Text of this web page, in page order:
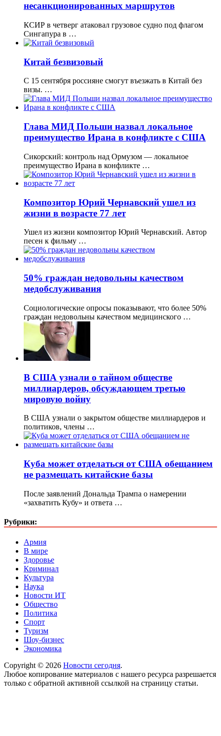
несанкционированных маршрутов
КСИР в четверг атаковал грузовое судно под флагом
Сингапура в …
Китай безвизовый
С 15 сентября россияне смогут въезжать в Китай без
визы. …
Глава МИД Польши назвал локальное
преимущество Ирана в конфликте с США
Сикорский: контроль над Ормузом — локальное
преимущество Ирана в конфликте …
Композитор Юрий Чернавский ушел из
жизни в возрасте 77 лет
Ушел из жизни композитор Юрий Чернавский. Автор
песен к фильму …
50% граждан недовольны качеством
медобслуживания
Социологические опросы показывают, что более 50%
граждан недовольны качеством медицинского …
В США узнали о тайном обществе
миллиардеров, обсуждающем третью
мировую войну
В США узнали о закрытом обществе миллиардеров и
политиков, члены …
Куба может отделаться от США обещанием
не размещать китайские базы
После заявлений Дональда Трампа о намерении
«захватить Кубу» и ответа …
Рубрики:
Армия
В мире
Здоровье
Криминал
Культура
Наука
Новости ИТ
Общество
Политика
Спорт
Туризм
Шоу-бизнес
Экономика
Copyright © 2026 Новости сегодня.
Любое копирование материалов с нашего ресурса разрешается
только с обратной активной ссылкой на страницу статьи.